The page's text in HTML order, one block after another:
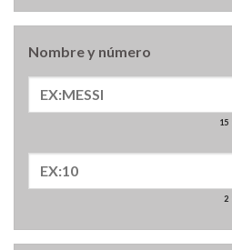
Nombre y número
15
2